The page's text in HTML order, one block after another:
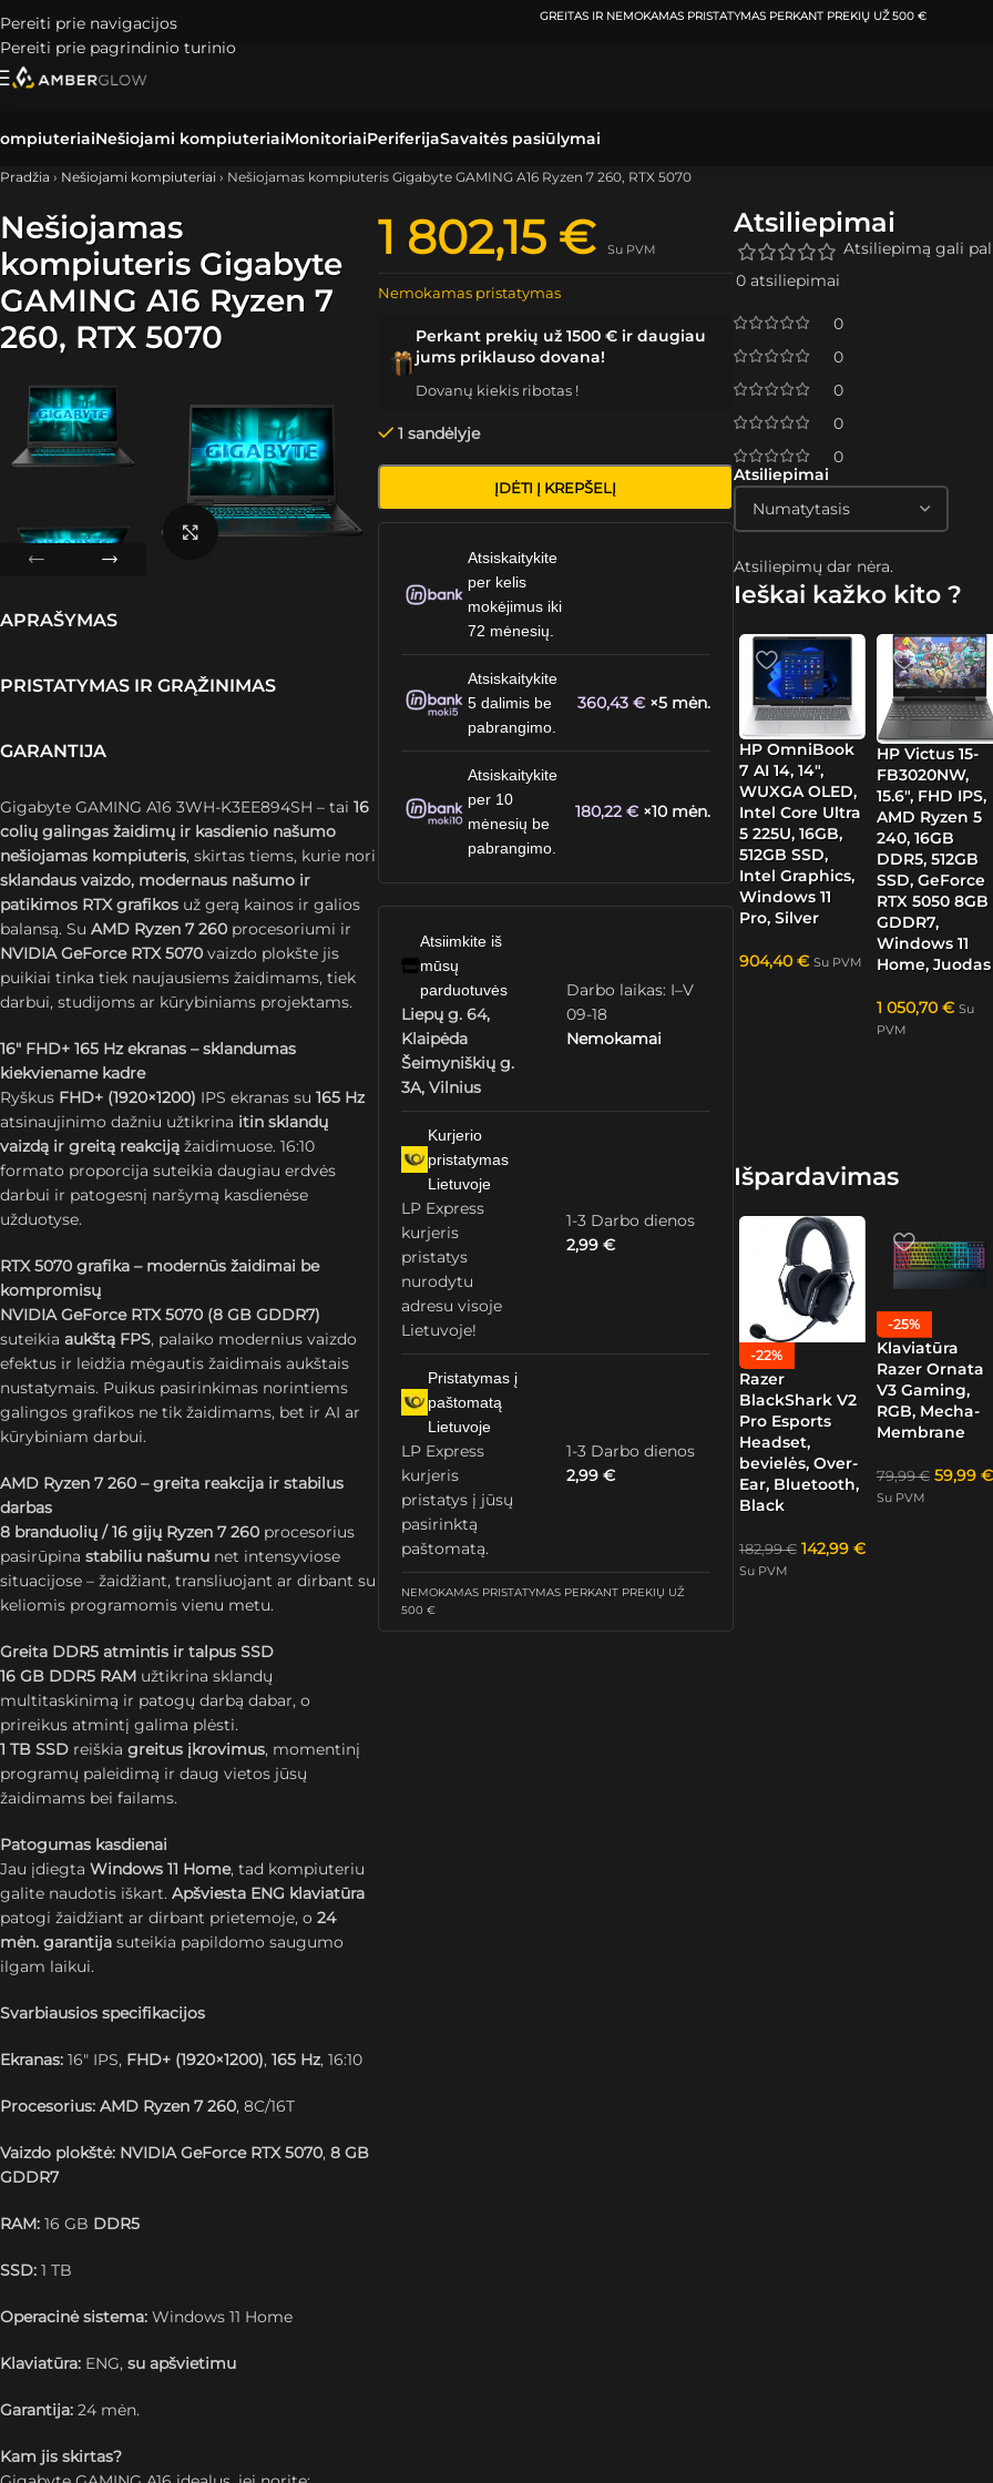
Pereiti prie navigacijos
Pereiti prie pagrindinio turinio
ATSIIMKITE UŽSAKYMĄKLAIPĖDOJE IR VILNIUJEPER0-3 DARBO DIENAS.
Nešiojami kompiuteriaiMonitoriaiPeriferijaSavaitės pasiūlymai
Pradžia › Nešiojami kompiuteriai › Nešiojamas kompiuteris Gigabyte GAMING A16 Ryzen 7 260, RTX 5070
Nešiojamas
kompiuteris Gigabyte
GAMING A16 Ryzen 7
260, RTX 5070
Spustelėkite, kad padidintumėte
APRAŠYMAS
PRISTATYMAS IR GRĄŽINIMAS
GARANTIJA
Gigabyte GAMING A16 3WH-K3EE894SH – tai 16
colių galingas žaidimų ir kasdienio našumo
nešiojamas kompiuteris, skirtas tiems, kurie nori
sklandaus vaizdo, modernaus našumo ir
patikimos RTX grafikos už gerą kainos ir galios
balansą. Su AMD Ryzen 7 260 procesoriumi ir
NVIDIA GeForce RTX 5070 vaizdo plokšte jis
puikiai tinka tiek naujausiems žaidimams, tiek
darbui, studijoms ar kūrybiniams projektams.
16″ FHD+ 165 Hz ekranas – sklandumas
kiekviename kadre
Ryškus FHD+ (1920×1200) IPS ekranas su 165 Hz
atsinaujinimo dažniu užtikrina itin sklandų
vaizdą ir greitą reakciją žaidimuose. 16:10
formato proporcija suteikia daugiau erdvės
darbui ir patogesnį naršymą kasdienėse
užduotyse.
RTX 5070 grafika – modernūs žaidimai be
kompromisų
NVIDIA GeForce RTX 5070 (8 GB GDDR7)
suteikia aukštą FPS, palaiko modernius vaizdo
efektus ir leidžia mėgautis žaidimais aukštais
nustatymais. Puikus pasirinkimas norintiems
galingos grafikos ne tik žaidimams, bet ir AI ar
kūrybiniam darbui.
AMD Ryzen 7 260 – greita reakcija ir stabilus
darbas
8 branduolių / 16 gijų Ryzen 7 260 procesorius
pasirūpina stabiliu našumu net intensyviose
situacijose – žaidžiant, transliuojant ar dirbant su
keliomis programomis vienu metu.
Greita DDR5 atmintis ir talpus SSD
16 GB DDR5 RAM užtikrina sklandų
multitaskinimą ir patogų darbą dabar, o
prireikus atmintį galima plėsti.
1 TB SSD reiškia greitus įkrovimus, momentinį
programų paleidimą ir daug vietos jūsų
žaidimams bei failams.
Patogumas kasdienai
Jau įdiegta Windows 11 Home, tad kompiuteriu
galite naudotis iškart. Apšviesta ENG klaviatūra
patogi žaidžiant ar dirbant prietemoje, o 24
mėn. garantija suteikia papildomo saugumo
ilgam laikui.
Svarbiausios specifikacijos
Ekranas: 16″ IPS, FHD+ (1920×1200), 165 Hz, 16:10
Procesorius: AMD Ryzen 7 260, 8C/16T
Vaizdo plokštė: NVIDIA GeForce RTX 5070, 8 GB
GDDR7
RAM: 16 GB DDR5
SSD: 1 TB
Operacinė sistema: Windows 11 Home
Klaviatūra: ENG, su apšvietimu
Garantija: 24 mėn.
Kam jis skirtas?
1 802,15 € Su PVM
Nemokamas pristatymas
Perkant prekių už 1500 € ir daugiau
jums priklauso dovana!
Dovanų kiekis ribotas !
1 sandėlyje
ĮDĖTI Į KREPŠELĮ
Atsiskaitykite
per kelis
mokėjimus iki
72 mėnesių.
Atsiskaitykite
5 dalimis be
pabrangimo.
360,43 € ×5 mėn.
Atsiskaitykite
per 10
mėnesių be
pabrangimo.
180,22 € ×10 mėn.
Atsiimkite iš
mūsų
parduotuvės
Liepų g. 64,
Klaipėda
Šeimyniškių g.
3A, Vilnius
Darbo laikas: I–V
09-18
Nemokamai
Kurjerio
pristatymas
Lietuvoje
LP Express
kurjeris
pristatys
nurodytu
adresu visoje
Lietuvoje!
1-3 Darbo dienos
2,99€
Pristatymas į
paštomatą
Lietuvoje
LP Express
kurjeris
pristatys į jūsų
pasirinktą
paštomatą.
1-3 Darbo dienos
2,99€
NEMOKAMAS PRISTATYMAS PERKANT PREKIŲ UŽ
500 €
Atsiliepimai
0 atsiliepimai
0
0
0
0
0
Atsiliepimai
Atsiliepimų dar nėra.
Atsiliepimą gali
Ieškai kažko kito ?
HP OmniBook
7 AI 14, 14″,
WUXGA OLED,
Intel Core Ultra
5 225U, 16GB,
512GB SSD,
Intel Graphics,
Windows 11
Pro, Silver
904,40 € Su PVM
HP Victus 15-
FB3020NW,
15.6″, FHD IPS,
AMD Ryzen 5
240, 16GB
DDR5, 512GB
SSD, GeForce
RTX 5050 8GB
GDDR7,
Windows 11
Home, Juodas
1 050,70 € Su
PVM
Išpardavimas
-22%
Razer
BlackShark V2
Pro Esports
Headset,
bevielės, Over-
Ear, Bluetooth,
Black
182,99€ 142,99 €
Su PVM
-25%
Klaviatūra
Razer Ornata
V3 Gaming,
RGB, Mecha-
Membrane
79,99€ 59,99 €
Su PVM